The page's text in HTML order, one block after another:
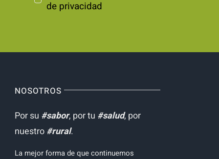
de privacidad
NOSOTROS
Por su #sabor, por tu #salud, por
nuestro#rural.
La mejor forma de que continuemos